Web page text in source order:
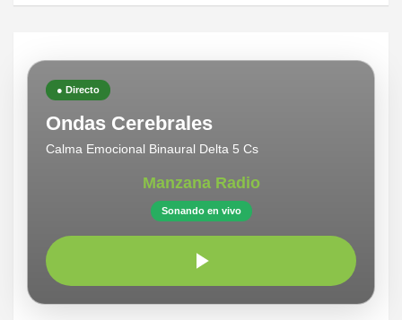
● Directo
Ondas Cerebrales
Calma Emocional Binaural Delta 5 Cs
Manzana Radio
Sonando en vivo